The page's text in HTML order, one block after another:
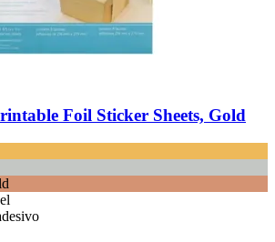
Foil Sticker Sheets, Gold